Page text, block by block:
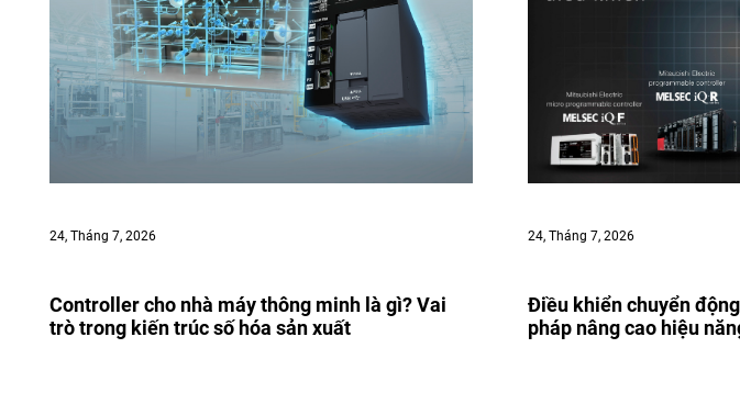
24, Tháng 7, 2026
Controller cho nhà máy thông minh là gì? Vai
trò trong kiến trúc số hóa sản xuất
24, Tháng 7, 2026
Điều khiển chuyển
pháp nâng cao hiệu